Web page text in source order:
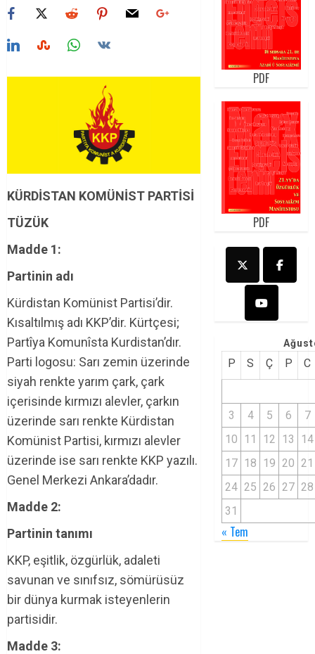
KÜRDİSTAN KOMÜNİST PARTİSİ
TÜZÜK
Madde 1:
Partinin adı
Kürdistan Komünist Partisi’dir.
Kısaltılmış adı KKP’dir. Kürtçesi;
Partîya Komunîsta Kurdistan’dır.
Parti logosu: Sarı zemin üzerinde
siyah renkte yarım çark, çark
içerisinde kırmızı alevler, çarkın
üzerinde sarı renkte Kürdistan
Komünist Partisi, kırmızı alevler
üzerinde ise sarı renkte KKP yazılı.
Genel Merkezi Ankara’dadır.
Madde 2:
Partinin tanımı
KKP, eşitlik, özgürlük, adaleti
savunan ve sınıfsız, sömürüsüz
bir dünya kurmak isteyenlerin
partisidir.
Madde 3:
PDF
PDF
P S Ç P C
3 4 5 6
7
10 11 12 13
14
17 18 19 20 21
24 25 26 27 28
31
« Tem